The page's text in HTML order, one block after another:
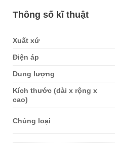
Thông số kĩ thuật
Xuất xứ
Điện áp
Dung lượng
Kích thước (dài x rộng x
cao)
Chủng loại